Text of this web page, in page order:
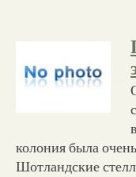
колония была
Шотландские